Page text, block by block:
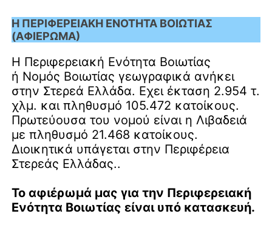
Η ΠΕΡΙΦΕΡΕΙΑΚΗ ΕΝΟΤΗΤΑ ΒΟΙΩΤΙΑΣ
(ΑΦΙΕΡΩΜΑ)
Η Περιφερειακή Ενότητα Βοιωτίας
ή Νομός Βοιωτίας γεωγραφικά ανήκει
στην Στερεά Ελλάδα. Εχει έκταση 2.954 τ.
χλμ. και πληθυσμό 105.472 κατοίκους.
Πρωτεύουσα του νομού είναι η Λιβαδειά
με πληθυσμό 21.468 κατοίκους.
Διοικητικά υπάγεται στην Περιφέρεια
Στερεάς Ελλάδας..
Το αφιέρωμά μας για την Περιφερειακή
Ενότητα Βοιωτίας είναι υπό κατασκευή.